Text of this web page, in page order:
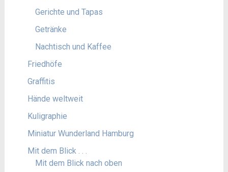
Gerichte und Tapas
Getränke
Nachtisch und Kaffee
Friedhöfe
Graffitis
Hände weltweit
Kuligraphie
Miniatur Wunderland Hamburg
Mit dem Blick . . .
Mit dem Blick nach oben